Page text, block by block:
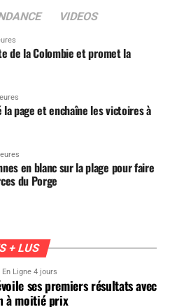
VIDEOS
de la Colombie et promet la
page et enchaîne les victoires à
en blanc sur la plage pour faire
du Porge
+ LUS
En Ligne 4 jours
ses premiers résultats avec
à moitié prix